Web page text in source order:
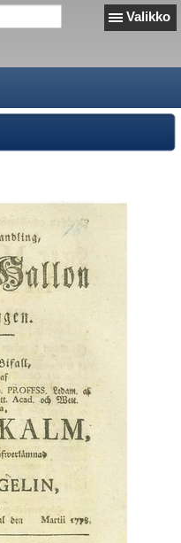
Valikko